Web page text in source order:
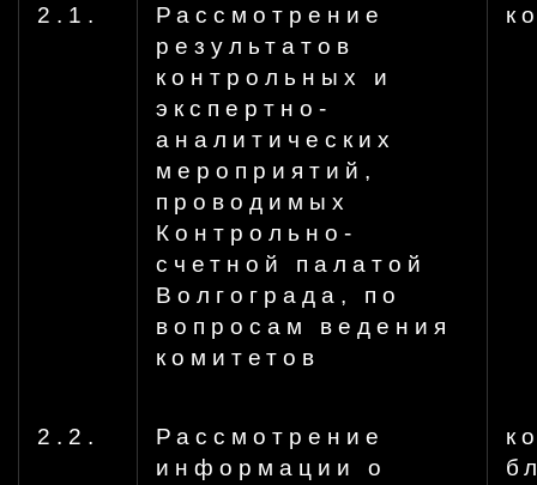
2.1.
Рассмотрение
результатов
контрольных и
экспертно-
аналитических
мероприятий,
проводимых
Контрольно-
счетной палатой
Волгограда, по
вопросам ведения
комитетов
2.2.
Рассмотрение
информации о